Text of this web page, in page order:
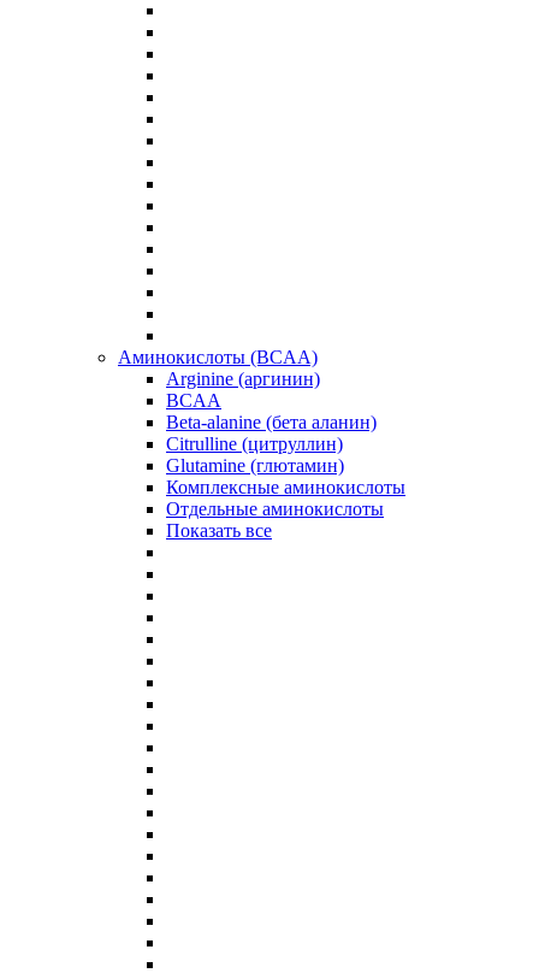
Аминокислоты (BCAA)
Arginine (аргинин)
BCAA
Beta-alanine (бета аланин)
Citrulline (цитруллин)
Glutamine (глютамин)
Комплексные аминокислоты
Отдельные аминокислоты
Показать все